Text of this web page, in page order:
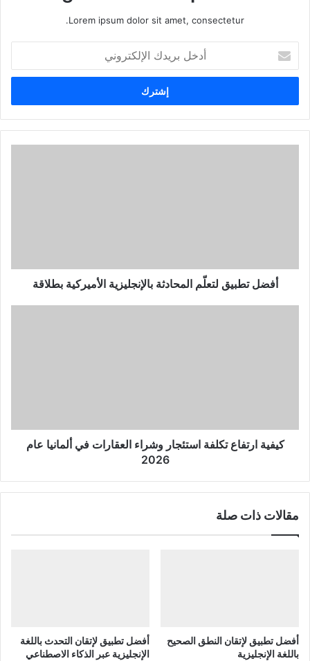
Lorem ipsum dolor sit amet, consectetur.
بريدك
الإلكتروني
أفضل تطبيق لتعلّم المحادثة بالإنجليزية الأميركية بطلاقة
عام
2026كيفية ارتفاع تكلفة استئجار وشراء العقارات في ألمانيا عام
2026
مقالات ذات صلة
أفضل تطبيق لإتقان النطق الصحيح
باللغة الإنجليزية
أفضل تطبيق لإتقان التحدث باللغة
الإنجليزية عبر الذكاء الاصطناعي